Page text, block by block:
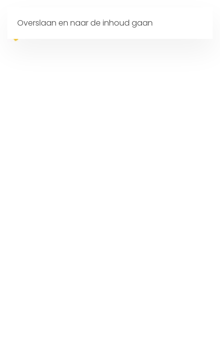
Overslaan en naar de inhoud gaan